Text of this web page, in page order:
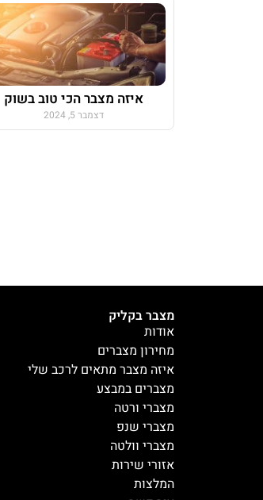
איזה מצבר הכי טוב בשוק
דצמבר 5, 2024
מצבר בקליק
אודות
מחירון מצברים
איזה מצבר מתאים לרכב שלי
מצברים במבצע
מצברי ורטה
מצברי שנפ
מצברי וולטה
אזורי שירות
המלצות